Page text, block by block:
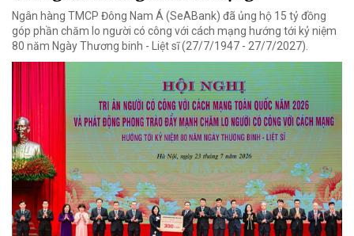
Ngân hàng TMCP Đông Nam Á (SeABank) đã ủng hộ 15 tỷ đồng
góp phần chăm lo người có công với cách mạng hướng tới kỷ niệm
80 năm Ngày Thương binh - Liệt sĩ (27/7/1947 - 27/7/2027).